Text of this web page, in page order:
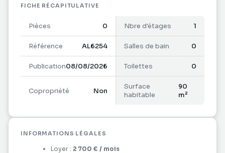
FICHE RÉCAPITULATIVE
Pièces 0 Nbre d'étages 1
Référence AL6254 Salles de bain 0
Publication08/08/2026 Toilettes 0
Copropriété Non
Surface
habitable
90
m²
INFORMATIONS LÉGALES
Loyer : 2 700 € / mois